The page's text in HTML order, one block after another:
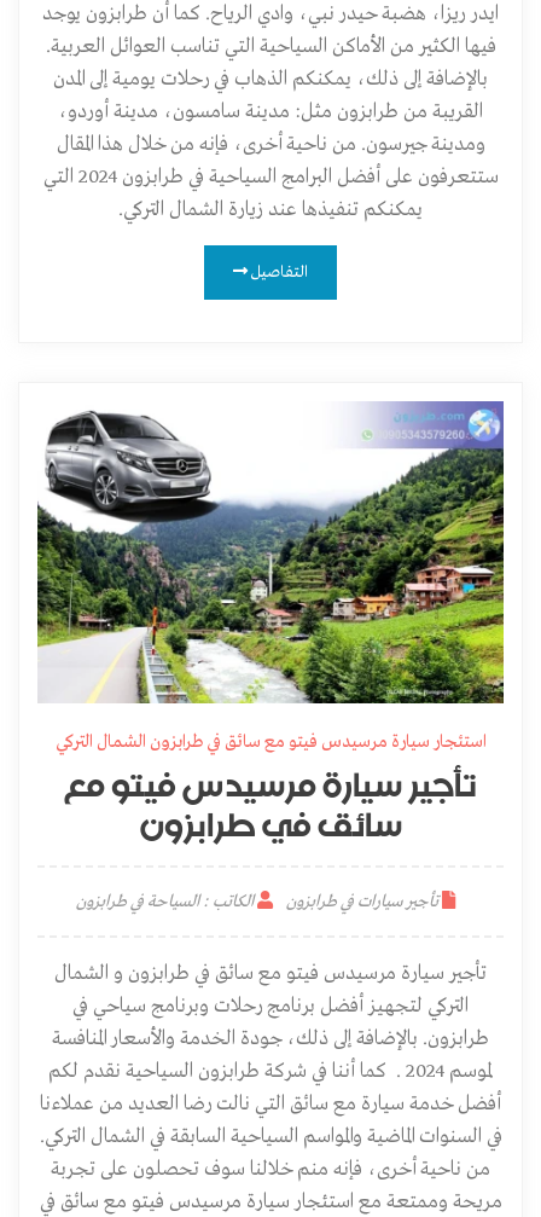
ايدر ريزا، هضبة حيدر نبي، وادي الرياح. كما أن طرابزون يوجد
فيها الكثير من الأماكن السياحية التي تناسب العوائل العربية.
بالإضافة إلى ذلك، يمكنكم الذهاب في رحلات يومية إلى المدن
القريبة من طرابزون مثل: مدينة سامسون، مدينة أوردو،
ومدينة جيرسون. من ناحية أخرى، فإنه من خلال هذا المقال
ستتعرفون على أفضل البرامج السياحية في طرابزون 2024 التي
يمكنكم تنفيذها عند زيارة الشمال التركي.
التفاصيل
استئجار سيارة مرسيدس فيتو مع سائق في طرابزون الشمال التركي
تأجير سيارة مرسيدس فيتو مع
سائق في طرابزون
تأجير سيارات في طرابزون الكاتب : السياحة في طرابزون
تأجير سيارة مرسيدس فيتو مع سائق في طرابزون و الشمال
التركي لتجهيز أفضل برنامج رحلات وبرنامج سياحي في
طرابزون. بالإضافة إلى ذلك، جودة الخدمة والأسعار المنافسة
لموسم 2024 . كما أننا في شركة طرابزون السياحية نقدم لكم
أفضل خدمة سيارة مع سائق التي نالت رضا العديد من عملاءنا
في السنوات الماضية والمواسم السياحية السابقة في الشمال التركي.
من ناحية أخرى، فإنه منم خلالنا سوف تحصلون على تجربة
مريحة وممتعة مع استئجار سيارة مرسيدس فيتو مع سائق في